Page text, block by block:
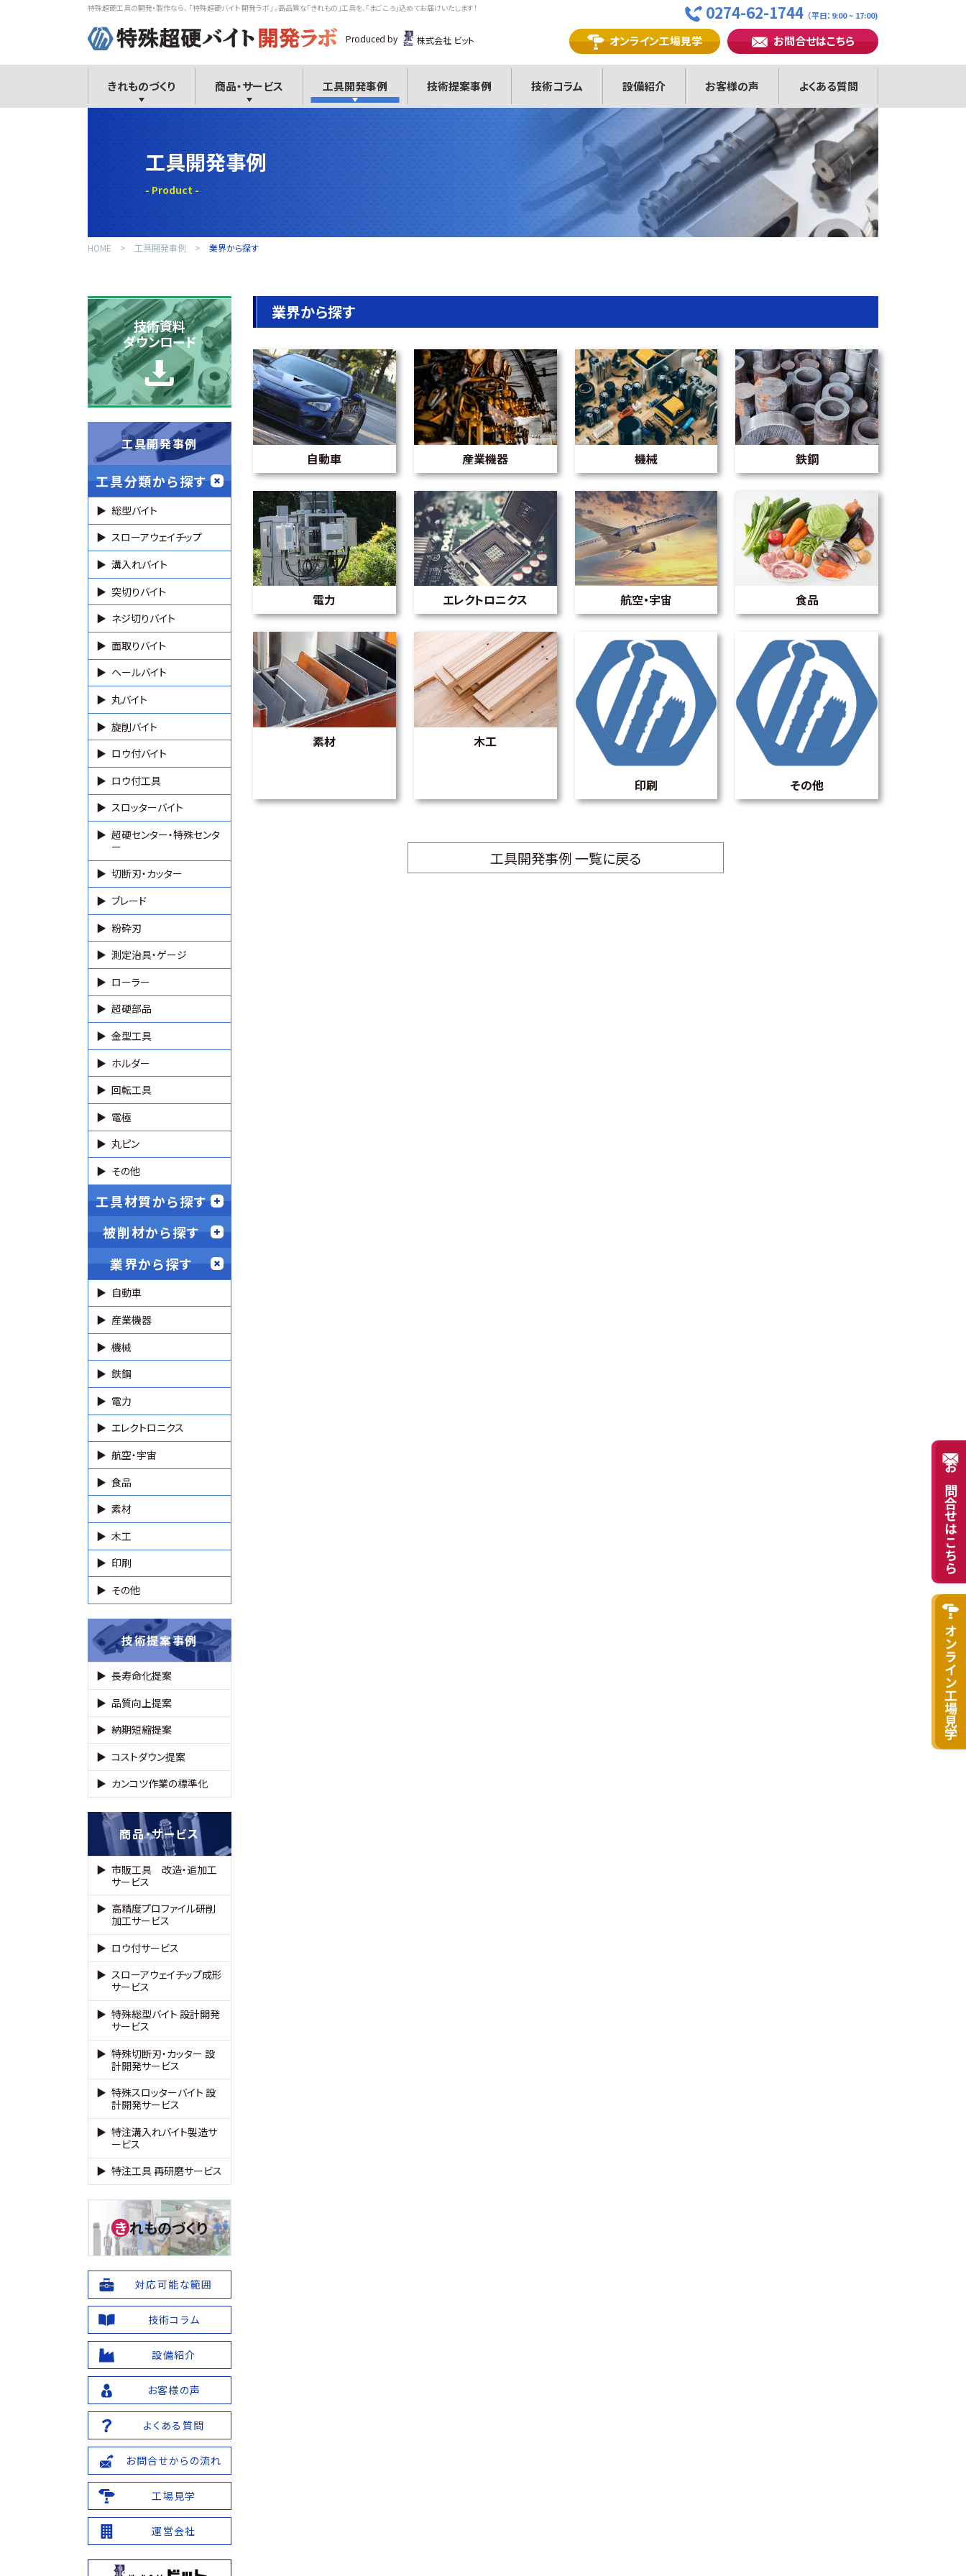
特殊超硬工具の開発・製作なら、 「特殊超硬バイト 開発ラボ」 。高品質な「きれもの」工具を、「まごころ」込めてお届けいたします！
Produced by 株式会社 ビット
きれものづくり 商品・サービス 工具開発事例 技術提案事例 技術コラム 設備紹介 お客様の声 よくある質問
0274-62-1744 （平日：9:00 ~ 17:00)
オンライン工場見学 お問合せはこちら
工具開発事例
HOME 工具開発事例 業界から探す
業界から探す
自動車 産業機器 機械 鉄鋼
電力 エレクトロニクス 航空・宇宙 食品
素材 木工
印刷 その他
工具開発事例 一覧に戻る
技術資料
ダウンロード
工具開発事例
工具分類から探す
総型バイト
スローアウェイチップ
溝入れバイト
突切りバイト
ネジ切りバイト
面取りバイト
ヘールバイト
丸バイト
旋削バイト
ロウ付バイト
ロウ付工具
スロッターバイト
超硬センター・特殊センタ
ー
切断刃・カッター
ブレード
粉砕刃
測定治具・ゲージ
ローラー
超硬部品
金型工具
ホルダー
回転工具
電極
丸ピン
その他
工具材質から探す
被削材から探す
業界から探す
自動車
産業機器
機械
鉄鋼
電力
エレクトロニクス
航空・宇宙
食品
素材
木工
印刷
その他
技術提案事例
長寿命化提案
品質向上提案
納期短縮提案
コストダウン提案
カンコツ作業の標準化
商品・サービス
市販工具 改造・追加工
サービス
高精度プロファイル研削
加工サービス
ロウ付サービス
スローアウェイチップ成形
サービス
特殊総型バイト 設計開発
サービス
特殊切断刃・カッター 設
計開発サービス
特殊スロッターバイト 設
計開発サービス
特注溝入れバイト製造サ
ービス
特注工具 再研磨サービス
きれものづくり
対応可能な範囲
技術コラム
設備紹介
お客様の声
よくある質問
お問合せからの流れ
工場見学
運営会社
お問合せはこちら
オンライン工場見学